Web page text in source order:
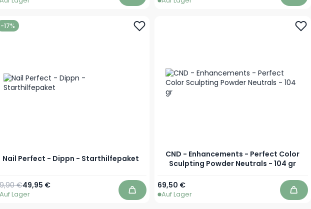
-17%
Nail Perfect - Dippn - Starthilfepaket
Sonderpreis
49,95 €
Preis
€
Auf Lager In den Warenkorb
CND - Enhancements - Perfect Color
Sculpting Powder Neutrals - 104 gr
Ab
69,50 €
Auf Lager In